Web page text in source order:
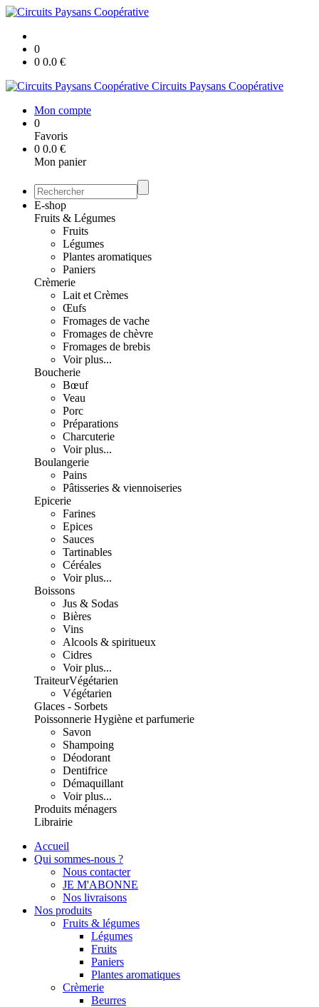
0
0 0.0 €
Circuits Paysans Coopérative
Mon compte
0
Favoris
0 0.0 €
Mon panier
E-shop
Fruits & Légumes
Fruits
Légumes
Plantes aromatiques
Paniers
Crèmerie
Lait et Crèmes
Œufs
Fromages de vache
Fromages de chèvre
Fromages de brebis
Voir plus...
Boucherie
Bœuf
Veau
Porc
Préparations
Charcuterie
Voir plus...
Boulangerie
Pains
Pâtisseries & viennoiseries
Epicerie
Farines
Epices
Sauces
Tartinables
Céréales
Voir plus...
Boissons
Jus & Sodas
Bières
Vins
Alcools & spiritueux
Cidres
Voir plus...
TraiteurVégétarien
Végétarien
Glaces - Sorbets
Poissonnerie Hygiène et parfumerie
Savon
Shampoing
Déodorant
Dentifrice
Démaquillant
Voir plus...
Produits ménagers
Librairie
Accueil
Qui sommes-nous ?
Nous contacter
JE M'ABONNE
Nos livraisons
Nos produits
Fruits & légumes
Légumes
Fruits
Paniers
Plantes aromatiques
Crèmerie
Beurres